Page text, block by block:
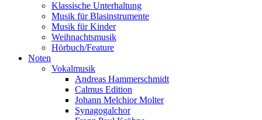
Klassische Unterhaltung
Musik für Blasinstrumente
Musik für Kinder
Weihnachtsmusik
Hörbuch/Feature
Noten
Vokalmusik
Andreas Hammerschmidt
Calmus Edition
Johann Melchior Molter
Synagogalchor